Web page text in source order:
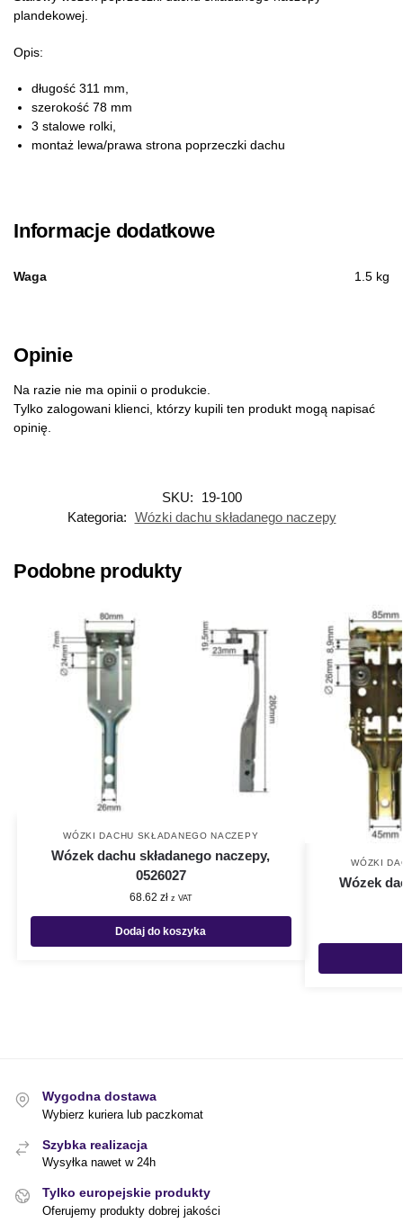
plandekowej.
Opis:
długość 311 mm,
szerokość 78 mm
3 stalowe rolki,
montaż lewa/prawa strona poprzeczki dachu
Informacje dodatkowe
Waga 1.5 kg
Opinie
Na razie nie ma opinii o produkcie.
Tylko zalogowani klienci, którzy kupili ten produkt mogą napisać
opinię.
SKU:
19-100
Kategoria: Wózki dachu składanego naczepy
Podobne produkty
WÓZKI DACHU SKŁADANEGO NACZEPY
Wózek dachu składanego naczepy,
0526027
68.62 zł z VAT
Dodaj do koszyka
WÓZKI
Wózek
Wygodna dostawa
Wybierz kuriera lub paczkomat
Szybka realizacja
Wysyłka nawet w 24h
Tylko europejskie produkty
Oferujemy produkty dobrej jakości